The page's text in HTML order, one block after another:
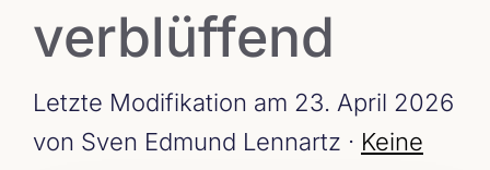
verblüffend
Letzte Modifikation am 23. April 2026
von Sven Edmund Lennartz · Keine